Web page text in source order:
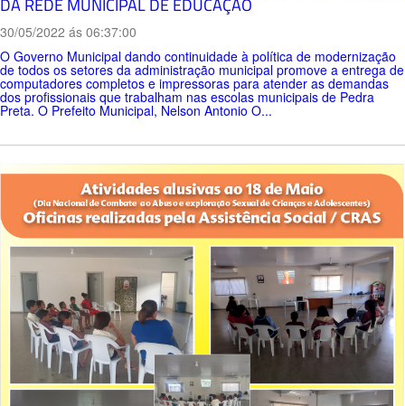
DA REDE MUNICIPAL DE EDUCAÇÃO
30/05/2022 ás 06:37:00
O Governo Municipal dando continuidade à política de modernização
de todos os setores da administração municipal promove a entrega de
computadores completos e impressoras para atender as demandas
dos profissionais que trabalham nas escolas municipais de Pedra
Preta. O Prefeito Municipal, Nelson Antonio O...